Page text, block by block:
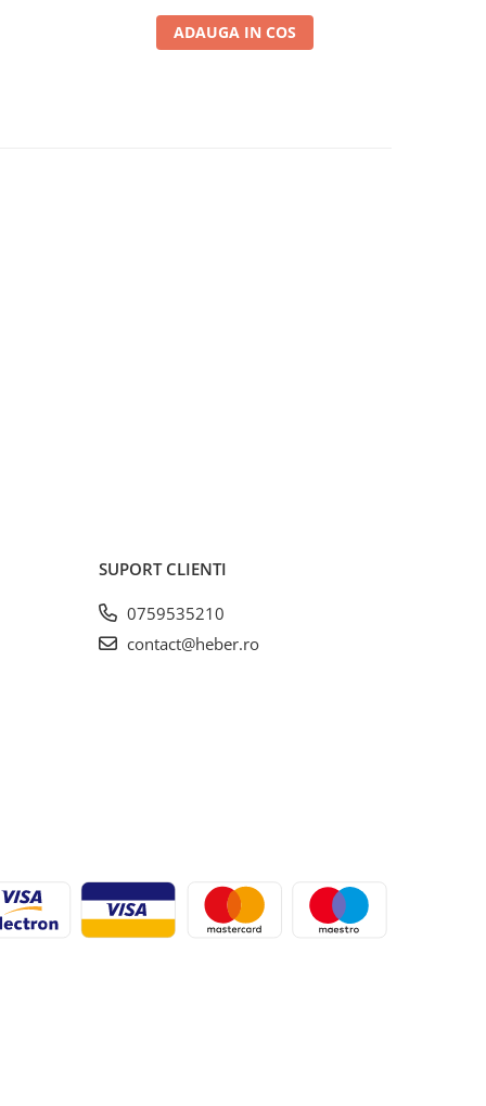
ADAUGA IN COS
SUPORT CLIENTI
0759535210
contact@heber.ro